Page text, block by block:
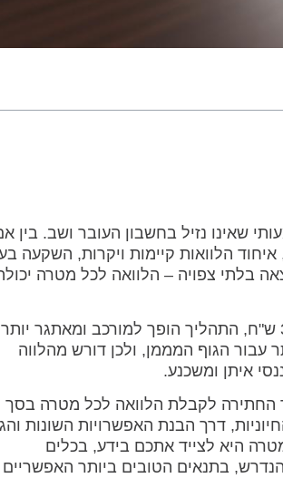
שאינו נזיל בחשבון העובר ושב. בין
הלוואות קיימות ויקרות, השקעה
בלתי צפויה – הלוואה לכל מטרה
אך כאשר הסכום הנדרש מטפס לגבהים משמעותיים כמו 300,000 ש"ח, התהליך הופך למורכב ומאתגר יותר
עבור הגוף המממן, ולכן דורש מהלווה
איתן ומשכנע.
החתירה לקבלת הלוואה לכל מטרה בסך
דרך הבנת האפשרויות השונות
היא לצייד אתכם בידע, בכלים
בתנאים הטובים ביותר האפשריים